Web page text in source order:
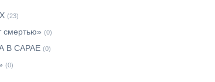
(23)
смертью» (0)
В САРАЕ (0)
(0)